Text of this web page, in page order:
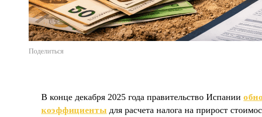
Поделиться
В конце декабря 2025 года правительство Испании
коэффициенты для расчета налога на прирост